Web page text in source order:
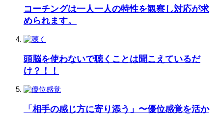
コーチングは一人一人の特性を観察し対応が求
められます。
頭脳を使わないで聴くことは聞こえているだ
け？！！
「相手の感じ方に寄り添う」〜優位感覚を活か